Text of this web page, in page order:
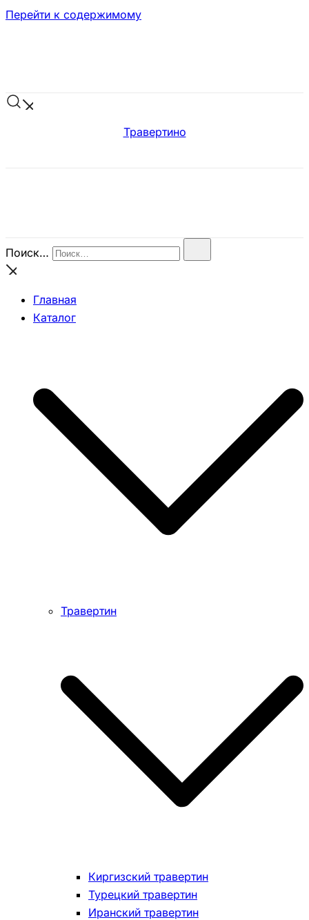
Перейти к содержимому
Травертино
Поиск…
Главная
Каталог
Травертин
Киргизский травертин
Турецкий травертин
Иранский травертин